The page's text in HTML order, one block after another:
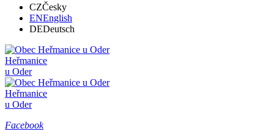
CZČesky
ENEnglish
DEDeutsch
Heřmanice
u Oder
Heřmanice
u Oder
Facebook